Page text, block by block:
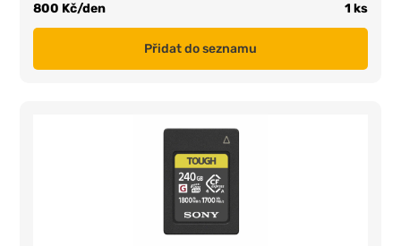
800 Kč/den 1 ks
Přidat do seznamu